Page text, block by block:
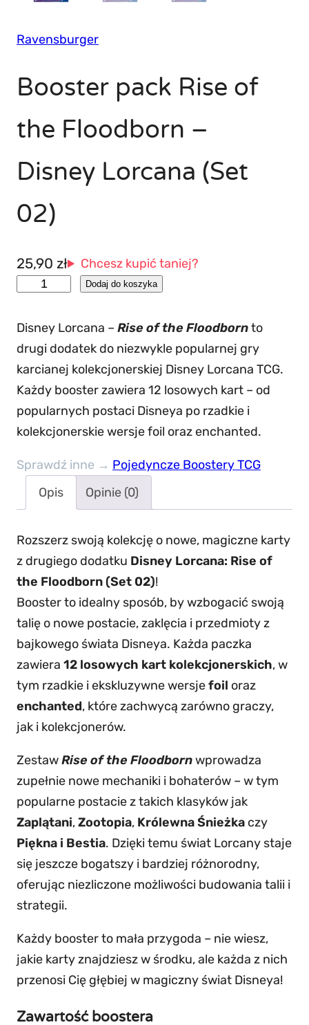
Ravensburger
Booster pack Rise of
the Floodborn –
Disney Lorcana (Set
02)
25,90 zł
Chcesz kupić taniej?
o
ś
ć
B
o
o
t
r
p
a
c
k
R
i
s
e
o
f
h
e
F
l
o
o
d
b
n
–
D
Dodaj do koszyka
Disney Lorcana – Rise of the Floodbornto
drugi dodatek do niezwykle popularnej gry
karcianej kolekcjonerskiej Disney Lorcana TCG.
Każdy booster zawiera 12 losowych kart – od
popularnych postaci Disneya po rzadkie i
kolekcjonerskie wersje foil oraz enchanted.
Sprawdź inne → Pojedyncze Boostery TCG
Opis
Opinie (0)
Rozszerz swoją kolekcję o nowe, magiczne karty
z drugiego dodatku Disney Lorcana: Rise of
the Floodborn (Set 02)!
Booster to idealny sposób, by wzbogacić swoją
talię o nowe postacie, zaklęcia i przedmioty z
bajkowego świata Disneya. Każda paczka
zawiera 12 losowych kart kolekcjonerskich, w
tym rzadkie i ekskluzywne wersjefoil oraz
enchanted, które zachwycą zarówno graczy,
jak i kolekcjonerów.
ZestawRise of the Floodbornwprowadza
zupełnie nowe mechaniki i bohaterów – w tym
popularne postacie z takich klasyków jak
Zaplątani,Zootopia, Królewna Śnieżka czy
Piękna i Bestia. Dzięki temu świat Lorcany staje
się jeszcze bogatszy i bardziej różnorodny,
oferując niezliczone możliwości budowania talii i
strategii.
Każdy booster to mała przygoda – nie wiesz,
jakie karty znajdziesz w środku, ale każda z nich
przenosi Cię głębiej w magiczny świat Disneya!
Zawartość boostera